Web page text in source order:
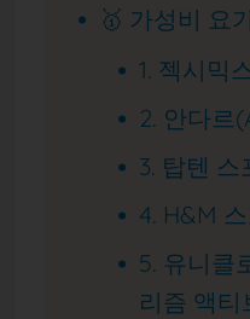
🥇 가성비 요
1. 젝시믹
2. 안다르
3. 탑텐
4. H&M
5. 유니클
리즘 액티